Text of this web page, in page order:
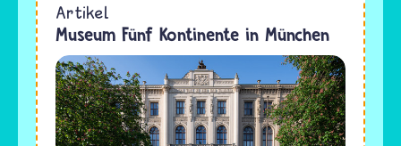
Artikel
Museum Fünf Kontinente in München